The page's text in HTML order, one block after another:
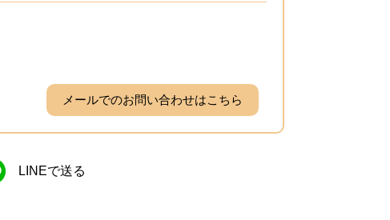
メールでのお問い合わせはこちら
LINEで送る